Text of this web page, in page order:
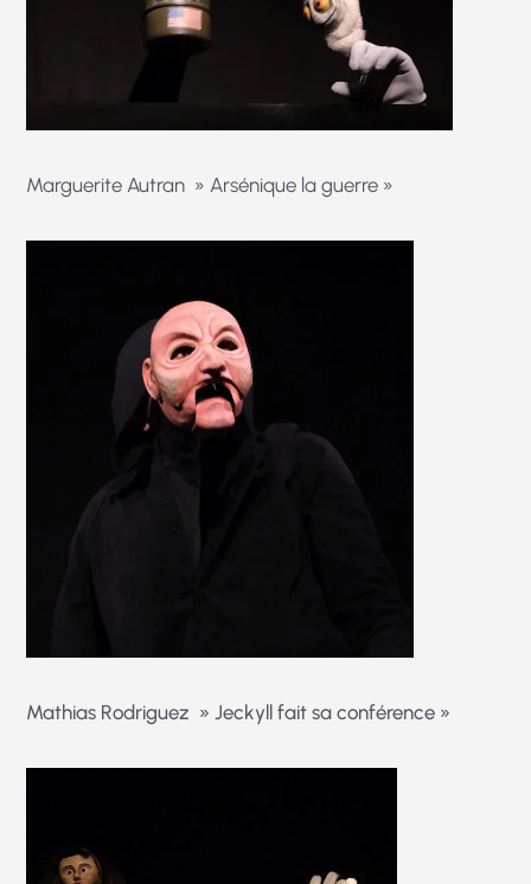
Marguerite Autran » Arsénique la guerre »
Mathias Rodriguez » Jeckyll fait sa conférence »